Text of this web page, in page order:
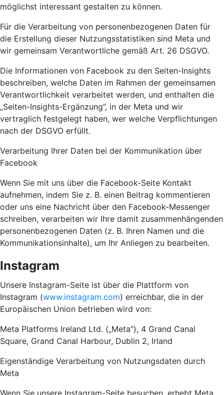
möglichst interessant gestalten zu können.
Für die Verarbeitung von personenbezogenen Daten für
die Erstellung dieser Nutzungsstatistiken sind Meta und
wir gemeinsam Verantwortliche gemäß Art. 26 DSGVO.
Die Informationen von Facebook zu den Seiten-Insights
beschreiben, welche Daten im Rahmen der gemeinsamen
Verantwortlichkeit verarbeitet werden, und enthalten die
„Seiten-Insights-Ergänzung”, in der Meta und wir
vertraglich festgelegt haben, wer welche Verpflichtungen
nach der DSGVO erfüllt.
Verarbeitung Ihrer Daten bei der Kommunikation über
Facebook
Wenn Sie mit uns über die Facebook-Seite Kontakt
aufnehmen, indem Sie z. B. einen Beitrag kommentieren
oder uns eine Nachricht über den Facebook-Messenger
schreiben, verarbeiten wir Ihre damit zusammenhängenden
personenbezogenen Daten (z. B. Ihren Namen und die
Kommunikationsinhalte), um Ihr Anliegen zu bearbeiten.
Instagram
Unsere Instagram-Seite ist über die Plattform von
Instagram (www.instagram.com) erreichbar, die in der
Europäischen Union betrieben wird von:
Meta Platforms Ireland Ltd. („Meta”), 4 Grand Canal
Square, Grand Canal Harbour, Dublin 2, Irland
Eigenständige Verarbeitung von Nutzungsdaten durch
Meta
Wenn Sie unsere Instagram-Seite besuchen, erhebt Meta